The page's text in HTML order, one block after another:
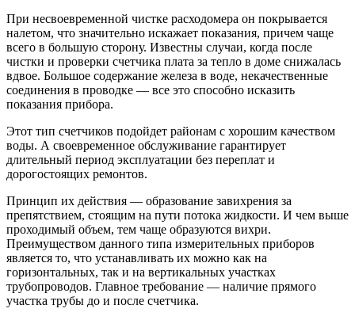
При несвоевременной чистке расходомера он покрывается
налетом, что значительно искажает показания, причем чаще
всего в большую сторону. Известны случаи, когда после
чистки и проверки счетчика плата за тепло в доме снижалась
вдвое. Большое содержание железа в воде, некачественные
соединения в проводке — все это способно исказить
показания прибора.
Этот тип счетчиков подойдет районам с хорошим качеством
воды. А своевременное обслуживание гарантирует
длительный период эксплуатации без переплат и
дорогостоящих ремонтов.
Принцип их действия — образование завихрения за
препятствием, стоящим на пути потока жидкости. И чем выше
проходимый объем, тем чаще образуются вихри.
Преимуществом данного типа измерительных приборов
является то, что устанавливать их можно как на
горизонтальных, так и на вертикальных участках
трубопроводов. Главное требование — наличие прямого
участка трубы до и после счетчика.